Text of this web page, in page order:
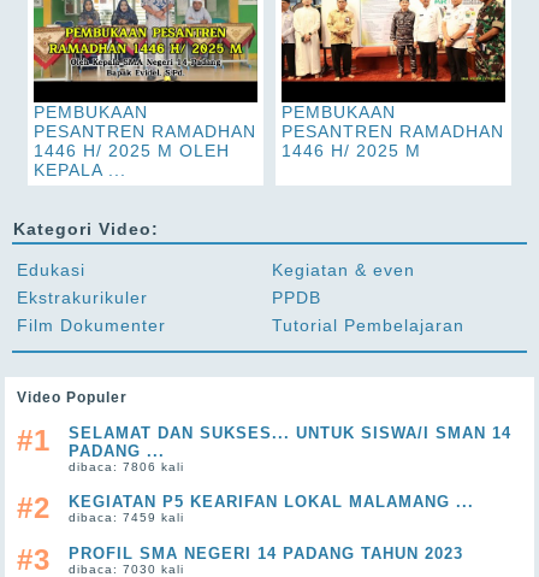
PEMBUKAAN
PESANTREN RAMADHAN
1446 H/ 2025 M OLEH
KEPALA ...
PEMBUKAAN
PESANTREN RAMADHAN
1446 H/ 2025 M
Kategori Video:
Edukasi
Ekstrakurikuler
Film Dokumenter
Kegiatan & even
PPDB
Tutorial Pembelajaran
Video Populer
#1
SELAMAT DAN SUKSES... UNTUK SISWA/I SMAN 14
PADANG ...
dibaca: 7806 kali
#2 KEGIATAN P5 KEARIFAN LOKAL MALAMANG ...
dibaca: 7459 kali
#3 PROFIL SMA NEGERI 14 PADANG TAHUN 2023
dibaca: 7030 kali